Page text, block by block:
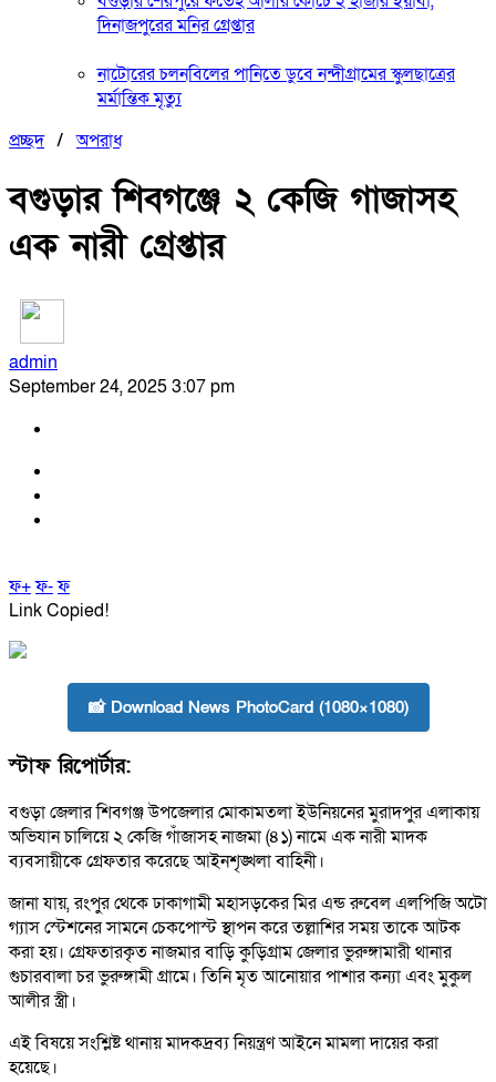
দিনাজপুরের মনির গ্রেপ্তার
নাটোরের চলনবিলের পানিতে ডুবে নন্দীগ্রামের স্কুলছাত্রের
মর্মান্তিক মৃত্যু
প্রচ্ছদ/অপরাধ
বগুড়ার শিবগঞ্জে ২ কেজি গাজাসহ
এক নারী গ্রেপ্তার
admin
September 24, 2025 3:07 pm
ফ+ফ-ফ
Link Copied!
📸 Download News PhotoCard (1080×1080)
স্টাফ রিপোর্টার:
বগুড়া জেলার শিবগঞ্জ উপজেলার মোকামতলা ইউনিয়নের মুরাদপুর এলাকায়
অভিযান চালিয়ে ২ কেজি গাঁজাসহ নাজমা (৪১) নামে এক নারী মাদক
ব্যবসায়ীকে গ্রেফতার করেছে আইনশৃঙ্খলা বাহিনী।
জানা যায়, রংপুর থেকে ঢাকাগামী মহাসড়কের মির এন্ড রুবেল এলপিজি অটো
গ্যাস স্টেশনের সামনে চেকপোস্ট স্থাপন করে তল্লাশির সময় তাকে আটক
করা হয়। গ্রেফতারকৃত নাজমার বাড়ি কুড়িগ্রাম জেলার ভুরুঙ্গামারী থানার
গুচারবালা চর ভুরুঙ্গামী গ্রামে। তিনি মৃত আনোয়ার পাশার কন্যা এবং মুকুল
আলীর স্ত্রী।
এই বিষয়ে সংশ্লিষ্ট থানায় মাদকদ্রব্য নিয়ন্ত্রণ আইনে মামলা দায়ের করা
হয়েছে।